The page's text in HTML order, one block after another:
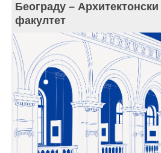
Београду – Архитектонски
факултет